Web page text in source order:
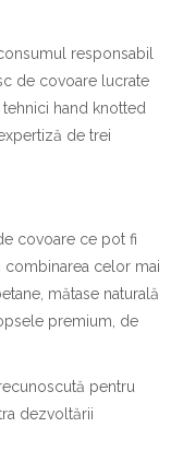
responsabil
de covoare lucrate
hand knotted
de trei
covoare ce pot fi
combinarea celor mai
mătase naturală
premium, de
pentru
dezvoltării